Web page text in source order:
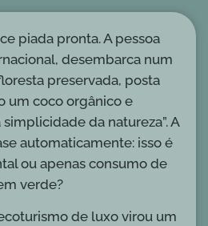
piada pronta. A pessoa
desembarca num
preservada, posta
um coco orgânico e
da natureza”. A
automaticamente: isso é
ou apenas consumo de
verde?
de luxo virou um